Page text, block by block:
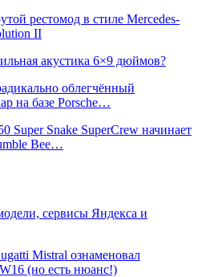
рестомод в стиле Mercedes-
II
акустика 6×9 дюймов?
облегчённый
на базе Porsche…
Super Snake SuperCrew начинает
Bee…
сервисы Яндекса и
Mistral ознаменовал
(но есть нюанс!)